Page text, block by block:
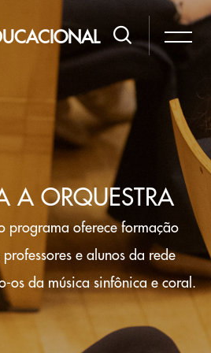
A ORQUESTRA
programa oferece formação
e alunos da rede
os da música sinfônica e coral.